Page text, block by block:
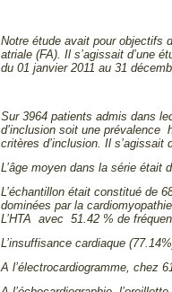
Notre étude avait pour objectifs
atriale (FA). Il s’agissait d’une
du 01 janvier 2011 au 31
Sur 3964 patients admis dans
d’inclusion soit une prévalence
critères d’inclusion. Il
L’âge moyen dans la série était
L’échantillon était constitué de
dominées par la
L’HTA avec 51.42 % de
L’insuffisance cardiaque
A l’électrocardiogramme, chez